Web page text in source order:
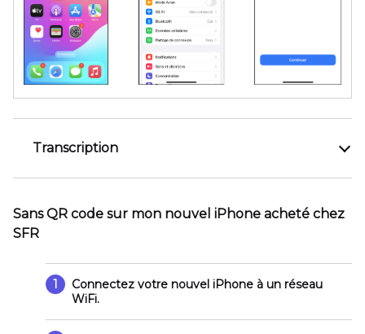
Transcription
Sans QR code sur mon nouvel iPhone acheté chez
SFR
1
Connectez votre nouvel iPhone à un réseau
WiFi.